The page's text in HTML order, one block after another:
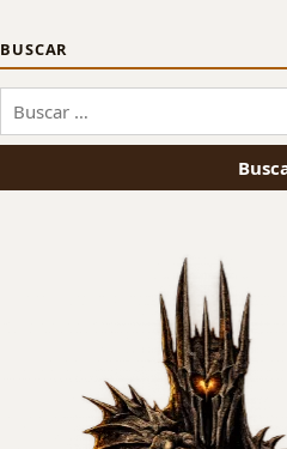
BUSCAR
Buscar: